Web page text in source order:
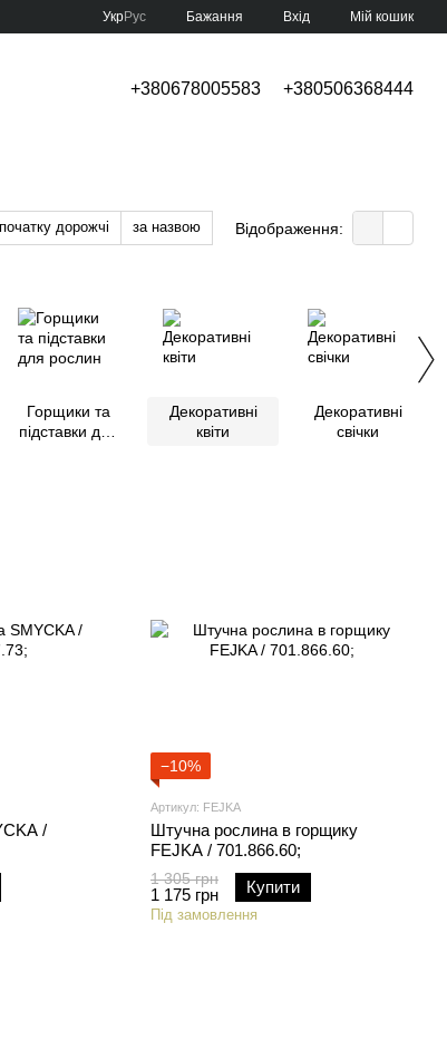
УкрРус Бажання Вхід Мій кошик
+380678005583 +380506368444
дорожчі за назвою Відображення:
Горщики та
підставки для
Декоративні
квіти
Декоративні
свічки
/
−10%
Артикул: FEJKA
Штучна рослина в горщику
FEJKA / 701.866.60;
1 305 грн
1 175 грн Купити
Під замовлення